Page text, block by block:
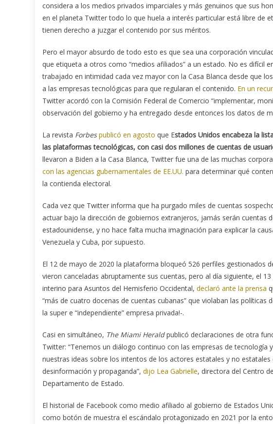
considera a los medios privados imparciales y más genuinos que sus
en el planeta Twitter todo lo que huela a interés particular está libre de
tienen derecho a juzgar el contenido por sus méritos.
Pero el mayor absurdo de todo esto es que sea una corporación
que etiqueta a otros como “medios afiliados” a un estado. No es difícil
trabajado en intimidad cada vez mayor con la Casa Blanca desde que
a las empresas tecnológicas para que regularan el contenido. En un
Twitter acordó con la Comisión Federal de Comercio “implementar,
observación del gobierno y ha entregado desde entonces los datos de
La revista Forbes publicó en agosto que Estados Unidos encabeza la
las plataformas tecnológicas, con casi dos millones de cuentas de
llevaron a Biden a la Casa Blanca, Twitter fue una de las muchas
con las agencias gubernamentales de EE.UU. para determinar qué
la contienda electoral.
Cada vez que Twitter informa que ha purgado miles de cuentas
actuar bajo la dirección de gobiernos extranjeros, jamás serán cuentas
estadounidense, y no hace falta mucha imaginación para explicar la
Venezuela y Cuba, por supuesto.
El 12 de mayo de 2020 la plataforma bloqueó 526 perfiles gestionados
vieron canceladas abruptamente sus cuentas, pero al día siguiente, el
interino para Asuntos del Hemisferio Occidental, declaró ante la prensa
“más de cuatro docenas de cuentas cubanas” que violaban las políticas
la super e “independiente” empresa privada!-.
Casi en simultáneo, The Miami Heraldpublicó declaraciones de otra
Twitter: “Tenemos un diálogo continuo con las empresas de
nuestras ideas sobre los intentos de los actores estatales y no
desinformación y propaganda”, dijo Lea Gabrielle, directora del Centro
Departamento de Estado.
El historial de Facebook como medio afiliado al gobierno de Estados
como botón de muestra el escándalo protagonizado en 2021 por la